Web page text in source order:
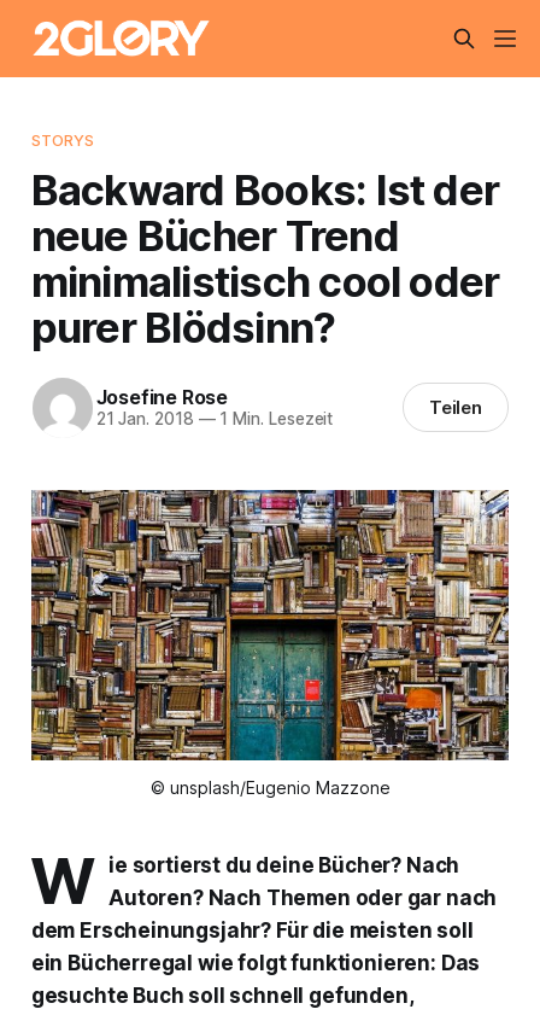
STORYS
Backward Books: Ist der
neue Bücher Trend
minimalistisch cool oder
purer Blödsinn?
Josefine Rose
21 Jan. 2018 —1 Min. Lesezeit Teilen
© unsplash/Eugenio Mazzone
W ie sortierst du deine Bücher? Nach
Autoren? Nach Themen oder gar nach
dem Erscheinungsjahr? Für die meisten soll
ein Bücherregal wie folgt funktionieren: Das
gesuchte Buch soll schnell gefunden,